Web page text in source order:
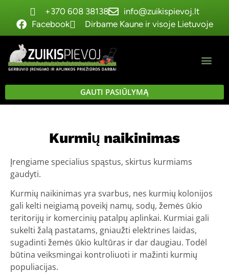
+370 608 38138
info@zuikispievoj.lt
Facebook
Dirbame Kaune ir visoje Lietuvoje
GAUTI PASIŪLYMĄ
Kurmių naikinimas
Įrengiame specialius spąstus, skirtus kurmiams
gaudyti.
Kurmių naikinimas yra svarbus, nes kurmių kolonijos
gali kelti neigiamą poveikį namų, sodų, žemės ūkio
teritorijų ir komercinių patalpų aplinkai. Kurmiai gali
sukelti žalą pastatams, gniaužti elektrines laidas,
sugadinti žemės ūkio kultūras ir dar daugiau. Todėl
būtina veiksmingai kontroliuoti ir mažinti kurmių
populiacijas.